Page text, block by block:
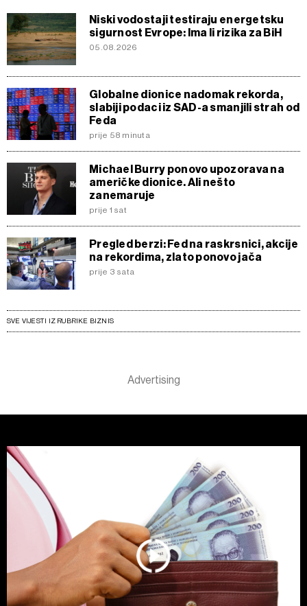
Niski vodostaji testiraju energetsku
sigurnost Evrope: Ima li rizika za BiH
05.08.2026
Globalne dionice nadomak rekorda,
slabiji podaci iz SAD-a smanjili strah od
Feda
prije 58 minuta
Michael Burry ponovo upozorava na
američke dionice. Ali nešto
zanemaruje
prije 1 sat
Pregled berzi: Fed na raskrsnici, akcije
na rekordima, zlato ponovo jača
prije 3 sata
SVE VIJESTI IZ RUBRIKE BIZNIS